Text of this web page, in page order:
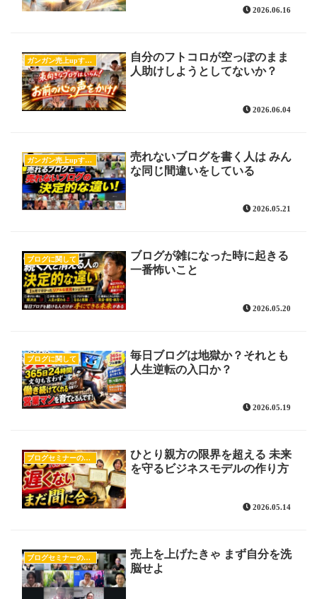
2026.06.16
ガンガン売上upするブログの書き方
自分のフトコロが空っぽのまま
人助けしようとしてないか？
2026.06.04
ガンガン売上upするブログの書き方
売れないブログを書く人は みん
な同じ間違いをしている
2026.05.21
ブログに関して
ブログが雑になった時に起きる
一番怖いこと
2026.05.20
ブログに関して
毎日ブログは地獄か？それとも
人生逆転の入口か？
2026.05.19
ブログセミナーの様子
ひとり親方の限界を超える 未来
を守るビジネスモデルの作り方
2026.05.14
ブログセミナーの様子
売上を上げたきゃ まず自分を洗
脳せよ